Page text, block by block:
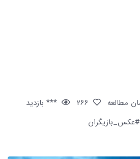
*** بازدید
#عکس_بازیگران